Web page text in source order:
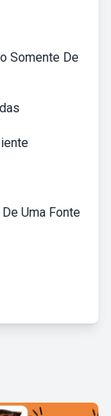
Somente De
Uma Fonte